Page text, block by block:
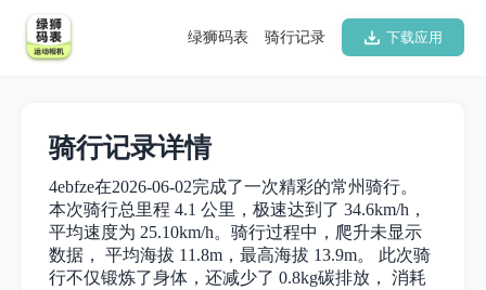
下载应用
骑行记录
绿狮码表
骑行记录详情
4ebfze在2026-06-02完成了一次精彩的常州骑行。
本次骑行总里程 4.1 公里，极速达到了 34.6km/h，
平均速度为 25.10km/h。骑行过程中，爬升未显示
数据， 平均海拔 11.8m，最高海拔 13.9m。 此次骑
行不仅锻炼了身体，还减少了 0.8kg碳排放， 消耗